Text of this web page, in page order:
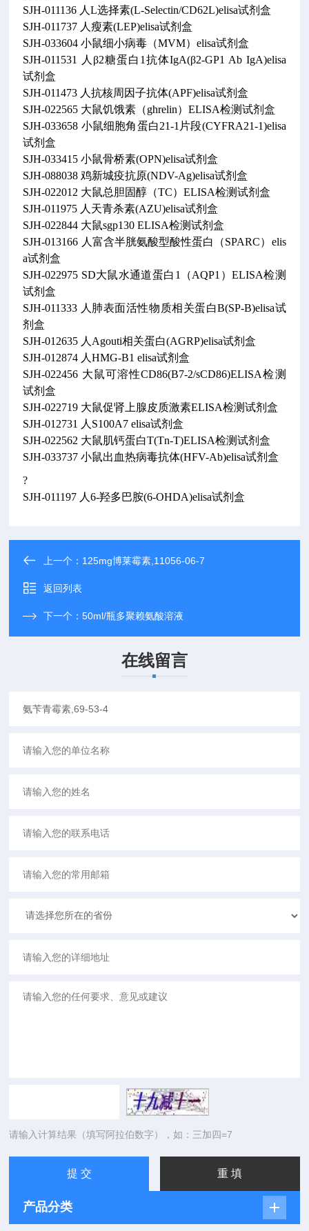
SJH-011136 人L选择素(L-Selectin/CD62L)elisa试剂盒
SJH-011737 人瘦素(LEP)elisa试剂盒
SJH-033604 小鼠细小病毒（MVM）elisa试剂盒
SJH-011531 人β2糖蛋白1抗体IgA(β2-GP1 Ab IgA)elisa
试剂盒
SJH-011473 人抗核周因子抗体(APF)elisa试剂盒
SJH-022565 大鼠饥饿素（ghrelin）ELISA检测试剂盒
SJH-033658 小鼠细胞角蛋白21-1片段(CYFRA21-1)elisa
试剂盒
SJH-033415 小鼠骨桥素(OPN)elisa试剂盒
SJH-088038 鸡新城疫抗原(NDV-Ag)elisa试剂盒
SJH-022012 大鼠总胆固醇（TC）ELISA检测试剂盒
SJH-011975 人天青杀素(AZU)elisa试剂盒
SJH-022844 大鼠sgp130 ELISA检测试剂盒
SJH-013166 人富含半胱氨酸型酸性蛋白（SPARC）elis
a试剂盒
SJH-022975 SD大鼠水通道蛋白1（AQP1）ELISA检测
试剂盒
SJH-011333 人肺表面活性物质相关蛋白B(SP-B)elisa试
剂盒
SJH-012635 人Agouti相关蛋白(AGRP)elisa试剂盒
SJH-012874 人HMG-B1 elisa试剂盒
SJH-022456 大鼠可溶性CD86(B7-2/sCD86)ELISA检测
试剂盒
SJH-022719 大鼠促肾上腺皮质激素ELISA检测试剂盒
SJH-012731 人S100A7 elisa试剂盒
SJH-022562 大鼠肌钙蛋白T(Tn-T)ELISA检测试剂盒
SJH-033737 小鼠出血热病毒抗体(HFV-Ab)elisa试剂盒
?
SJH-011197 人6-羟多巴胺(6-OHDA)elisa试剂盒
上一个： 125mg博莱霉素,11056-06-7
返回列表
下一个：50ml/瓶多聚赖氨酸溶液
在线留言
请输入计算结果（填写阿拉伯数字），如：三加四=7
产品分类